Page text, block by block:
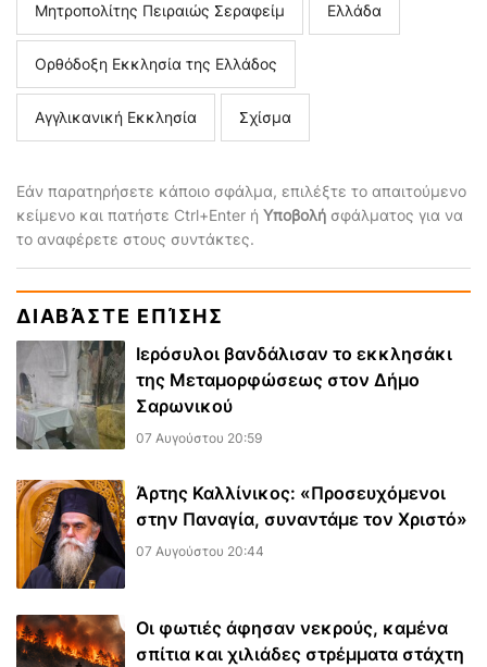
Μητροπολίτης Πειραιώς Σεραφείμ Ελλάδα
Ορθόδοξη Εκκλησία της Ελλάδος
Αγγλικανική Εκκλησία Σχίσμα
Εάν παρατηρήσετε κάποιο σφάλμα, επιλέξτε το απαιτούμενο
κείμενο και πατήστε Ctrl+Enter ή Υποβολή σφάλματος για να
το αναφέρετε στους συντάκτες.
ΔΙΑΒΆΣΤΕ ΕΠΊΣΗΣ
Ιερόσυλοι βανδάλισαν το εκκλησάκι
της Μεταμορφώσεως στον Δήμο
Σαρωνικού
07 Αυγούστου 20:59
Άρτης Καλλίνικος: «Προσευχόμενοι
στην Παναγία, συναντάμε τον Χριστό»
07 Αυγούστου 20:44
Οι φωτιές άφησαν νεκρούς, καμένα
σπίτια και χιλιάδες στρέμματα στάχτη